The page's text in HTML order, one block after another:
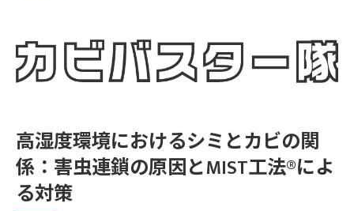
高湿度環境におけるシミとカビの関
係：害虫連鎖の原因とMIST工法®によ
る対策